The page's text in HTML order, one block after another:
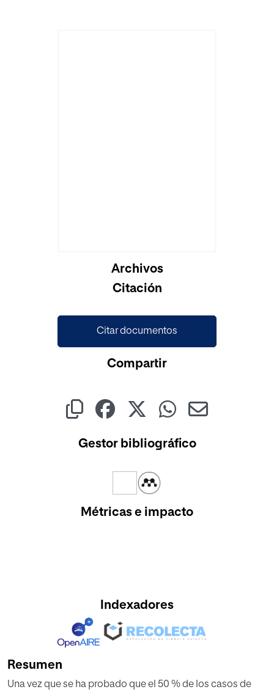
Archivos
Citación
Citar documentos
Compartir
Gestor bibliográfico
Métricas e impacto
Indexadores
Resumen
Una vez que se ha probado que el 50 % de los casos de